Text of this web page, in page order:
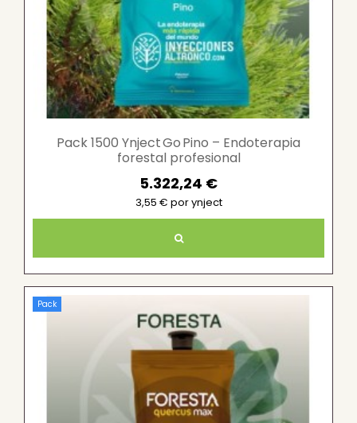
Pack 1500 Ynject Go Pino – Endoterapia
forestal profesional
5.322,24 €
3,55 € por ynject
Pack